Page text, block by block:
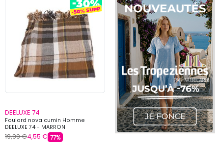
DEELUXE 74
Foulard nova cumin Homme
DEELUXE 74 - MARRON
19,99 €4,55 € 77%